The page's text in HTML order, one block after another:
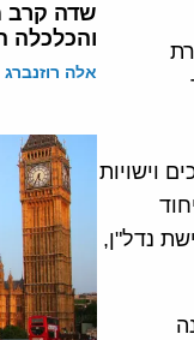
וישויות
נדל"ן,
שדה קרב
והכלכלה
אלה רוזנברג